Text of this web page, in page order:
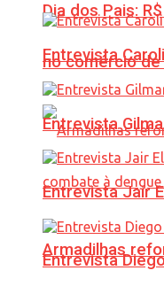
Dia dos Pais:
no comércio
Armadilhas
Entrevista
Entrevista
Entrevista Jair
Entrevista